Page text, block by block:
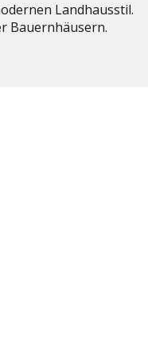
Landhausstil.
Bauernhäusern.